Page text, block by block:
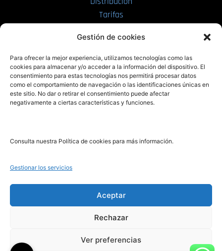
Gestión de cookies
Para ofrecer la mejor experiencia, utilizamos tecnologías como las
cookies para almacenar y/o acceder a la información del dispositivo. El
consentimiento para estas tecnologías nos permitirá procesar datos
como el comportamiento de navegación o las identificaciones únicas en
este sitio. No dar o retirar el consentimiento puede afectar
negativamente a ciertas características y funciones.
Consulta nuestra Política de cookies para más información.
Gestionar los servicios
Aceptar
Rechazar
Ver preferencias
Tarifas
PRL | Films
PRL | Play
PRL | LAB
Noticias
Legal
Aviso Legal
Política de Cookies
Política de Privacidad